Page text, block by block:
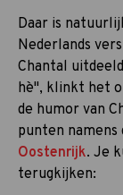
Daar is
Nederlands
Chantal
hè", klinkt het
de humor van
punten namens
Oostenrijk. Je
terugkijken: